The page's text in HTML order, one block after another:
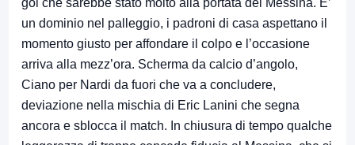
gol che sarebbe stato molto alla portata del Messina. E’
un dominio nel palleggio, i padroni di casa aspettano il
momento giusto per affondare il colpo e l’occasione
arriva alla mezz’ora. Scherma da calcio d’angolo,
Ciano per Nardi da fuori che va a concludere,
deviazione nella mischia di Eric Lanini che segna
ancora e sblocca il match. In chiusura di tempo qualche